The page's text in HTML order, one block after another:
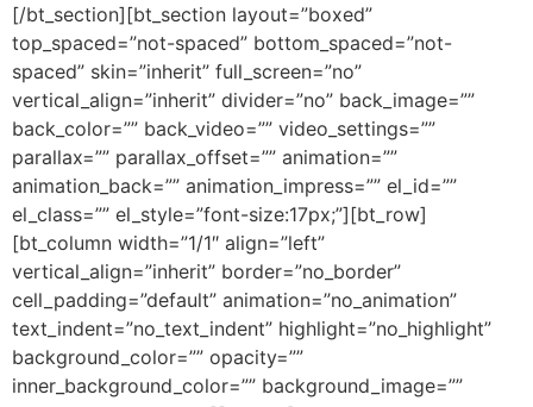
[/bt_section][bt_section layout=”boxed”
top_spaced=”not-spaced” bottom_spaced=”not-
spaced” skin=”inherit” full_screen=”no”
vertical_align=”inherit” divider=”no” back_image=””
back_color=”” back_video=”” video_settings=””
parallax=”” parallax_offset=”” animation=””
animation_back=”” animation_impress=”” el_id=””
el_class=”” el_style=”font-size:17px;”][bt_row]
[bt_column width=”1/1″ align=”left”
vertical_align=”inherit” border=”no_border”
cell_padding=”default” animation=”no_animation”
text_indent=”no_text_indent” highlight=”no_highlight”
background_color=”” opacity=””
inner_background_color=”” background_image=””